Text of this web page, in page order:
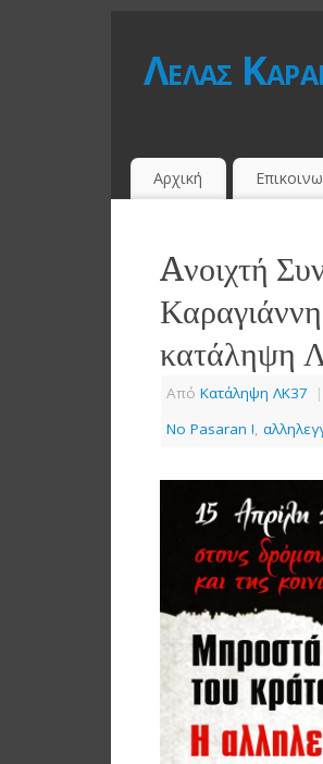
Λέλας
Αρχική
Aνοιχτή
κατάληψη
Από Κατάληψη ΛΚ37 |
No Pasaran !,